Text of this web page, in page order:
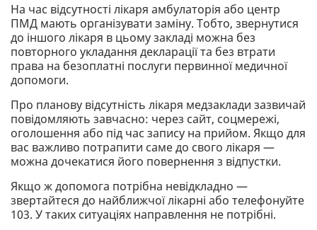
На час відсутності лікаря амбулаторія або центр
ПМД мають організувати заміну. Тобто, звернутися
до іншого лікаря в цьому закладі можна без
повторного укладання декларації та без втрати
права на безоплатні послуги первинної медичної
допомоги.
Про планову відсутність лікаря медзаклади зазвичай
повідомляють завчасно: через сайт, соцмережі,
оголошення або під час запису на прийом. Якщо для
вас важливо потрапити саме до свого лікаря —
можна дочекатися його повернення з відпустки.
Якщо ж допомога потрібна невідкладно —
звертайтеся до найближчої лікарні або телефонуйте
103. У таких ситуаціях направлення не потрібні.